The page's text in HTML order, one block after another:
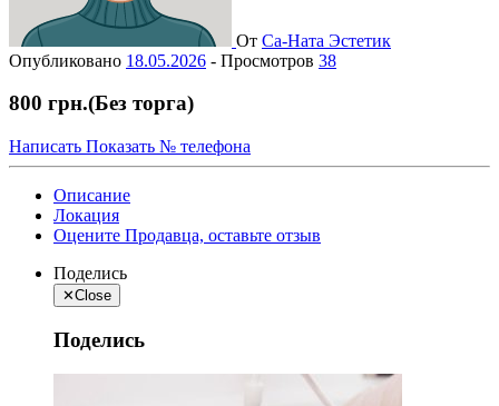
От Са-Ната Эстетик
Опубликовано 18.05.2026 - Просмотров 38
800 грн.(Без торга)
Написать Показать № телефона
Описание
Локация
Оцените Продавца, оставьте отзыв
Поделись
✕Close
Поделись